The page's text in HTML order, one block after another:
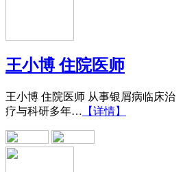
王小博 住院医师
王小博 住院医师 从事银屑病临床治
疗与科研多年…
【详情】